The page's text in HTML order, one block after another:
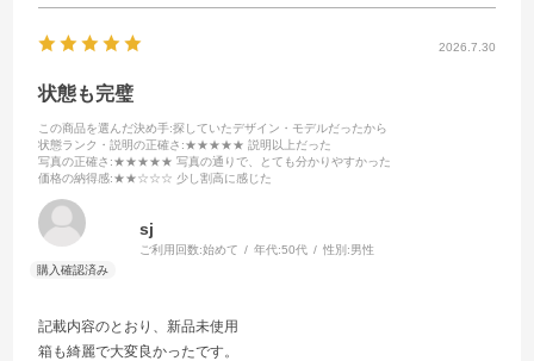
2026.7.30
状態も完璧
この商品を選んだ決め手:探していたデザイン・モデルだったから
状態ランク・説明の正確さ :★★★★★ 説明以上だった
写真の正確さ :★★★★★ 写真の通りで、とても分かりやすかった
価格の納得感:★★☆☆☆ 少し割高に感じた
sj
ご利用回数:始めて 年代:50代 性別:男性
記載内容のとおり、新品未使用
箱も綺麗で大変良かったです。